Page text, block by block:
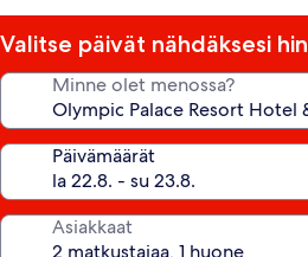
Valitse päivät nähdäksesi
Minne olet menossa?
Päivämäärät
Asiakkaat